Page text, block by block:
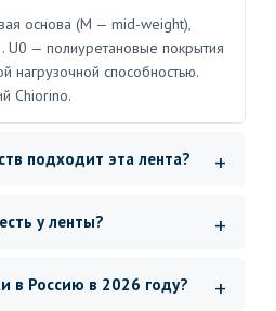
основа (M — mid-weight),
U0 — полиуретановые покрытия
нагрузочной способностью.
Chiorino.
подходит эта лента?
у ленты?
в Россию в 2026 году?